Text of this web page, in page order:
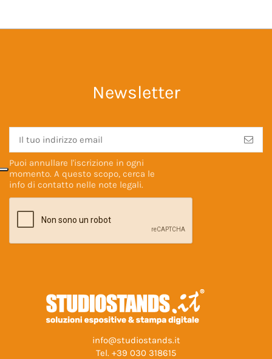
Newsletter
Puoi annullare l'iscrizione in ogni
momento. A questo scopo, cerca le
info di contatto nelle note legali.
info@studiostands.it
Tel. +39 030 318615